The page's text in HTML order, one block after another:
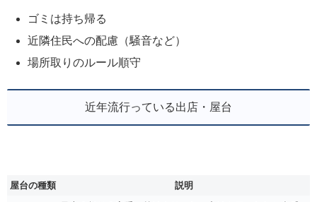
ゴミは持ち帰る
近隣住民への配慮（騒音など）
場所取りのルール順守
近年流行っている出店・屋台
屋台の種類 説明